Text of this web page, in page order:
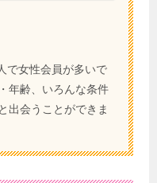
で女性会員が多いで
年齢、いろんな条件
出会うことができま